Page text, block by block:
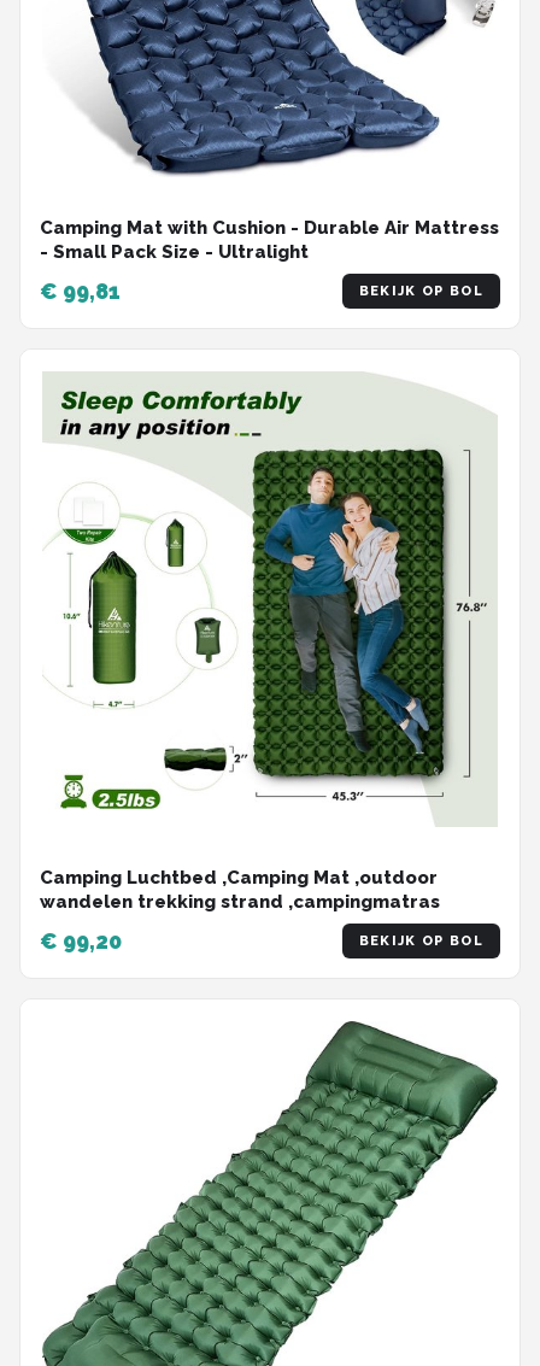
Camping Mat with Cushion - Durable Air Mattress
- Small Pack Size - Ultralight
€ 99,81 BEKIJK OP BOL
Camping Luchtbed ,Camping Mat ,outdoor
wandelen trekking strand ,campingmatras
€ 99,20 BEKIJK OP BOL